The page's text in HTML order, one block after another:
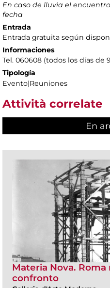
En caso de lluvia el
fecha
Entrada
Entrada gratuita según
Informaciones
Tel. 060608 (todos los días de
Tipología
Evento|Reuniones
Attività correlate
En
Materia Nova.
confronto